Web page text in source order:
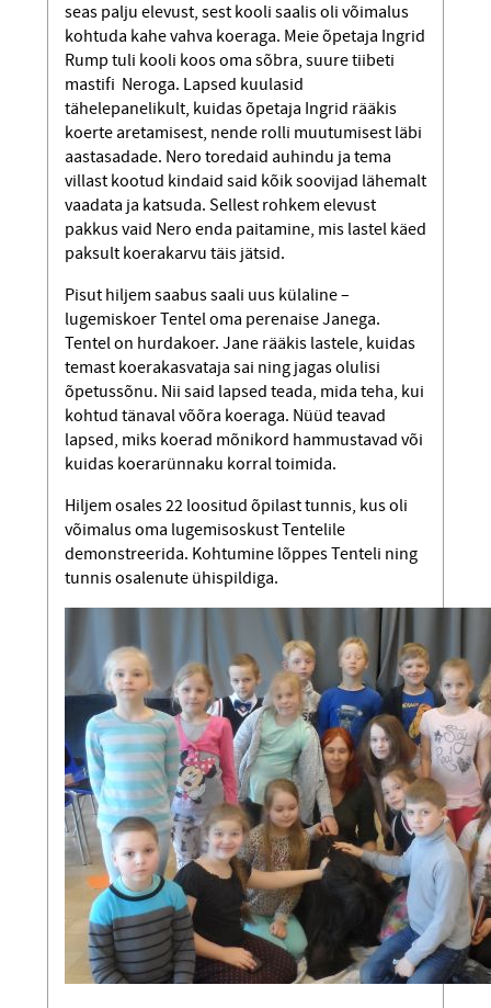
seas palju elevust, sest kooli saalis oli võimalus
kohtuda kahe vahva koeraga. Meie õpetaja Ingrid
Rump tuli kooli koos oma sõbra, suure tiibeti
mastifi Neroga. Lapsed kuulasid
tähelepanelikult, kuidas õpetaja Ingrid rääkis
koerte aretamisest, nende rolli muutumisest läbi
aastasadade. Nero toredaid auhindu ja tema
villast kootud kindaid said kõik soovijad lähemalt
vaadata ja katsuda. Sellest rohkem elevust
pakkus vaid Nero enda paitamine, mis lastel käed
paksult koerakarvu täis jätsid.
Pisut hiljem saabus saali uus külaline –
lugemiskoer Tentel oma perenaise Janega.
Tentel on hurdakoer. Jane rääkis lastele, kuidas
temast koerakasvataja sai ning jagas olulisi
õpetussõnu. Nii said lapsed teada, mida teha, kui
kohtud tänaval võõra koeraga. Nüüd teavad
lapsed, miks koerad mõnikord hammustavad või
kuidas koerarünnaku korral toimida.
Hiljem osales 22 loositud õpilast tunnis, kus oli
võimalus oma lugemisoskust Tentelile
demonstreerida. Kohtumine lõppes Tenteli ning
tunnis osalenute ühispildiga.